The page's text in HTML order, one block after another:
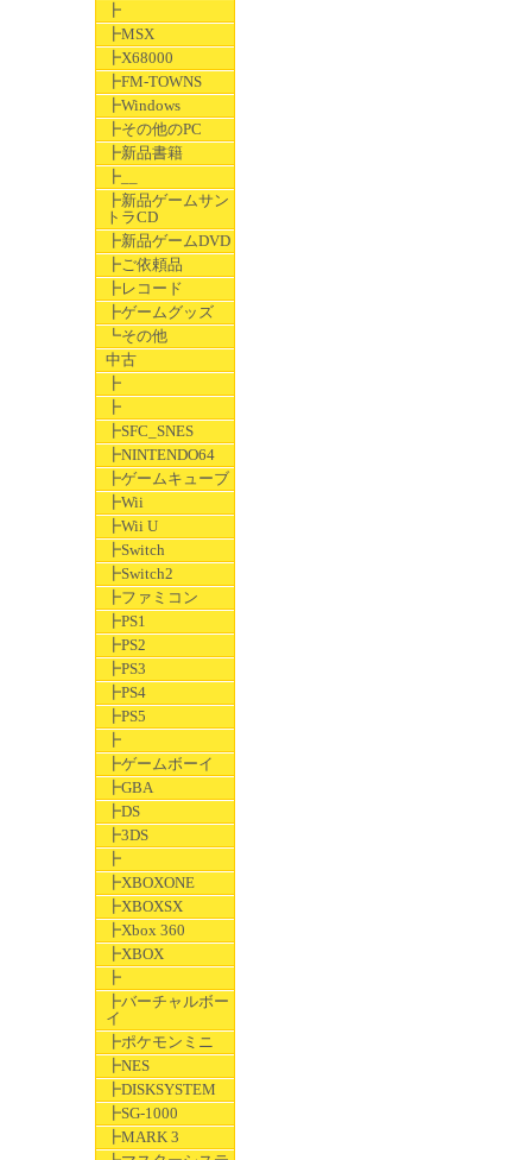
┣
┣MSX
┣X68000
┣FM-TOWNS
┣Windows
┣その他のPC
┣新品書籍
┣__
┣新品ゲームサン
トラCD
┣新品ゲームDVD
┣ご依頼品
┣レコード
┣ゲームグッズ
┗その他
中古
┣
┣
┣SFC_SNES
┣NINTENDO64
┣ゲームキューブ
┣Wii
┣Wii U
┣Switch
┣Switch2
┣ファミコン
┣PS1
┣PS2
┣PS3
┣PS4
┣PS5
┣
┣ゲームボーイ
┣GBA
┣DS
┣3DS
┣
┣XBOXONE
┣XBOXSX
┣Xbox 360
┣XBOX
┣
┣バーチャルボー
イ
┣ポケモンミニ
┣NES
┣DISKSYSTEM
┣SG-1000
┣MARK 3